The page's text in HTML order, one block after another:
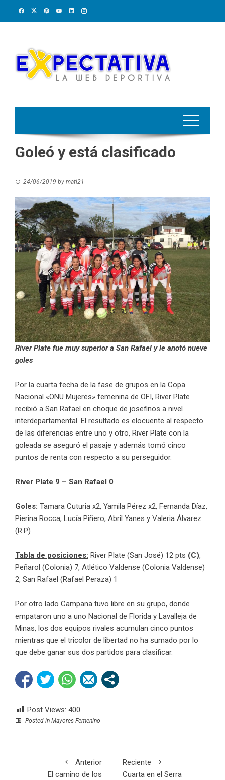
Goleó y está clasificado
24/06/2019 by mati21
River Plate fue muy superior a San Rafael y le anotó nueve
goles
Por la cuarta fecha de la fase de grupos en la Copa
Nacional «ONU Mujeres» femenina de OFI, River Plate
recibió a San Rafael en choque de josefinos a nivel
interdepartamental. El resultado es elocuente al respecto
de las diferencias entre uno y otro, River Plate con la
goleada se aseguró el pasaje y además tomó cinco
puntos de renta con respecto a su perseguidor.
River Plate 9 – San Rafael 0
Goles: Tamara Cuturia x2, Yamila Pérez x2, Fernanda Díaz,
Pierina Rocca, Lucía Piñero, Abril Yanes y Valeria Álvarez
(R.P)
Tabla de posiciones: River Plate (San José) 12 pts (C),
Peñarol (Colonia) 7, Atlético Valdense (Colonia Valdense)
2, San Rafael (Rafael Peraza) 1
Por otro lado Campana tuvo libre en su grupo, donde
empataron uno a uno Nacional de Florida y Lavalleja de
Minas, los dos equipos rivales acumulan cinco puntos
mientras que el tricolor de libertad no ha sumado por lo
que debe ganar sus dos partidos para clasificar.
Post Views: 400
Posted in Mayores Femenino
Anterior
El camino de los
Reciente
Cuarta en el Serra